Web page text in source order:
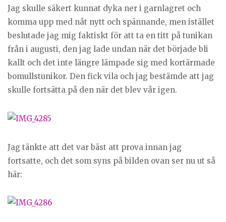
Jag skulle säkert kunnat dyka ner i garnlagret och
komma upp med nåt nytt och spännande, men istället
beslutade jag mig faktiskt för att ta en titt på tunikan
från i augusti, den jag lade undan när det började bli
kallt och det inte längre lämpade sig med kortärmade
bomullstunikor. Den fick vila och jag bestämde att jag
skulle fortsätta på den när det blev vår igen.
Jag tänkte att det var bäst att prova innan jag
fortsatte, och det som syns på bilden ovan ser nu ut så
här: